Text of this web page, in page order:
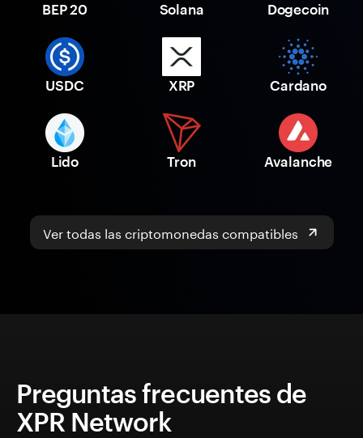
BEP 20 Solana Dogecoin
USDC XRP Cardano
Lido Tron Avalanche
Ver todas las criptomonedas compatibles
Preguntas frecuentes de
XPR Network